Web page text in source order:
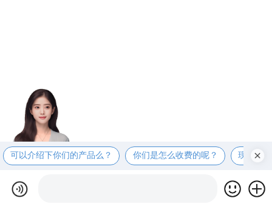
可以介绍下你们的产品么？ 你们是怎么收费的呢？ 现在有